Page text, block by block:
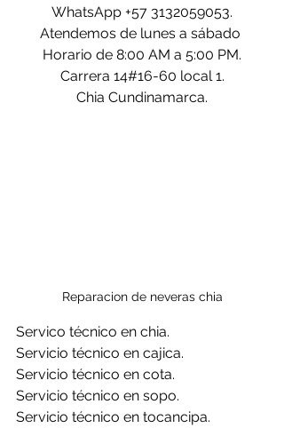
WhatsApp +57 3132059053.
Atendemos de lunes a sábado
Horario de 8:00 AM a 5:00 PM.
Carrera 14#16-60 local 1.
Chia Cundinamarca.
Reparacion de neveras chia
Servico técnico en chia.
Servicio técnico en cajica.
Servicio técnico en cota.
Servicio técnico en sopo.
Servicio técnico en tocancipa.